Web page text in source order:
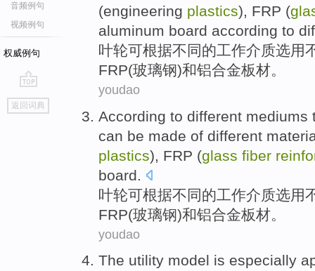
音频例句
视频例句
权威例句
go
top
返回词典
(engineering plastics), FRP (
aluminum board according to
叶轮可根据不同的工作介质选用
FRP(玻璃钢)和铝合金板材。
youdao
According to different mediums
can be made of different
plastics), FRP (glass fiber
board
叶轮可根据不同的工作介质选用
FRP(玻璃钢)和铝合金板材。
youdao
The utility model is especially